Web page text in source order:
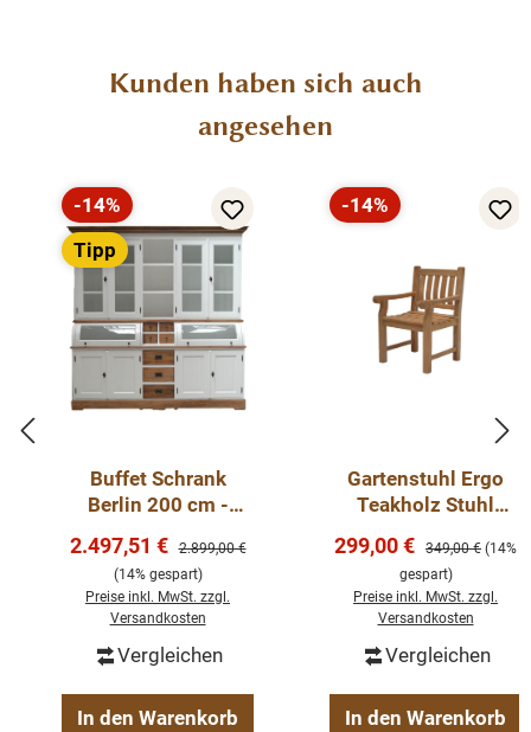
Produktgalerie überspringen
Kunden haben sich auch
angesehen
Rabatt
-14%
Tipp
Buffet Schrank
Berlin 200 cm -
Schubladen Front
Eiche
Verkaufspreis:
2.497,51 € Regulärer Preis:
2.899,00 €
(14% gespart)
Preise inkl. MwSt. zzgl.
Versandkosten
Vergleichen
In den Warenkorb
Rabatt
-14%
Gartenstuhl Ergo
Teakholz Stuhl
Sitzmöbel
Verkaufspreis:
299,00 € Regulärer Preis:
349,00 € (14%
gespart)
Preise inkl. MwSt. zzgl.
Versandkosten
Vergleichen
In den Warenkorb